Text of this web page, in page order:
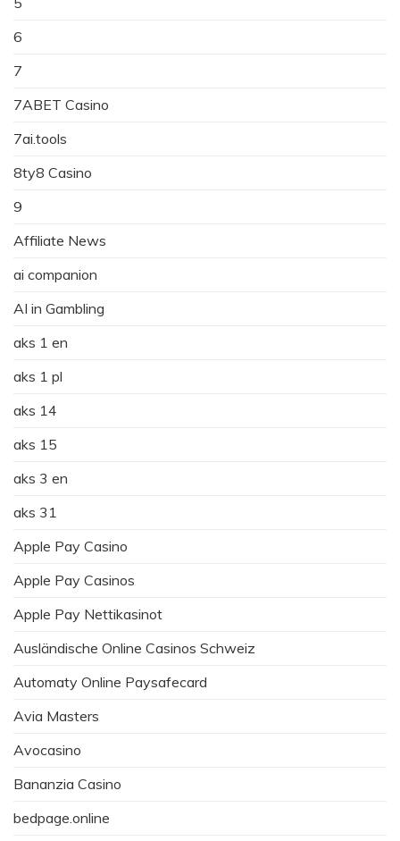
6
7
7ABET Casino
7ai.tools
8ty8 Casino
9
Affiliate News
ai companion
AI in Gambling
aks 1 en
aks 1 pl
aks 14
aks 15
aks 3 en
aks 31
Apple Pay Casino
Apple Pay Casinos
Apple Pay Nettikasinot
Ausländische Online Casinos Schweiz
Automaty Online Paysafecard
Avia Masters
Avocasino
Bananzia Casino
bedpage.online